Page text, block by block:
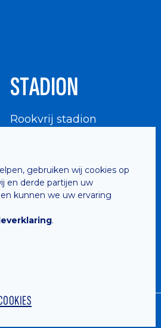
gebruiken wij cookies op
en derde partijen uw
kunnen we uw ervaring
.
STADION
Rookvrij stadion